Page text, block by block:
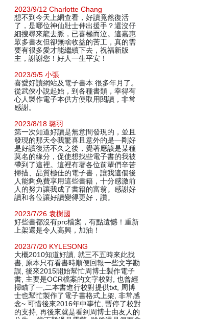
2023/9/12 Charlotte Chang
想不到今天上網查看，好讀竟然復活
了，是哪位神仙壯士伸出援手？還沒仔
細搜尋來龍去脈，已喜極而泣。這嘉惠
眾多書友但卻無啥收益的苦工，真的需
要有很多愛才能繼續下去，祝福新版
主，謝謝您！好人一生平安！
2023/9/5 小張
喜愛好讀網站及電子書本 很多年月了。
從武俠小說起始，到各種書類，幸得有
心人製作電子本供方便取用閱讀，非常
感謝。
2023/8/18 璐羽
第一次知道好讀是無意間發現的，並且
發現的那天令我驚喜且意外的是—剛好
是好讀復活不久之後，覺著應該是某種
莫名的緣分，促使想找些電子書的我被
帶到了這裡。這裡有著各位前輩們辛苦
掃描、品質極佳的電子書，讓我這個後
人能夠免費享用這些書籍，十分感激前
人的努力讓我成了書籍的富翁。感謝好
讀和各位讓好讀變得更好，讚。
2023/7/26 袁樹國
好些書都沒有prc檔案，有點遺憾！重新
上架還是令人高興，加油！
2023/7/20 KYLESONG
大概2010知道好讀, 就三不五時來此找
書, 原本只有看書時順便回報一些文字勘
誤, 後來2015開始幫忙周博士製作電子
書, 主要是OCR檔案的文字校對, 也曾經
掃瞄了一,二本書進行校對提供txt, 周博
士也幫忙製作了電子書格式上架, 非常感
念~ 可惜後來2016年中事忙, 暫停了校對
的支持, 再後來就是看到周博士由友人的